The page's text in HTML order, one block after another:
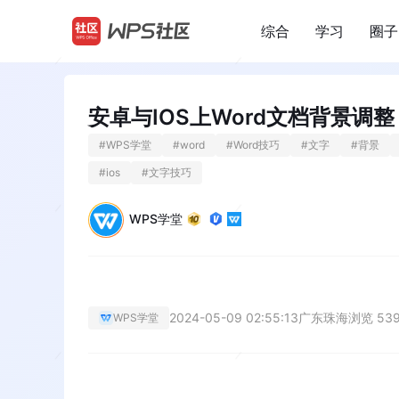
/
综合 学习 圈子
安卓与IOS上Word文档背景调整
#WPS学堂 #word #Word技巧 #文字 #背景
#ios #文字技巧
WPS学堂
WPS学堂 2024-05-09 02:55:13广东珠海浏览